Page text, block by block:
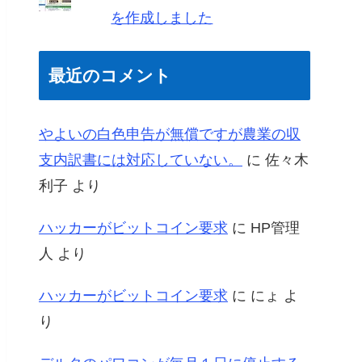
を作成しました
最近のコメント
やよいの白色申告が無償ですが農業の収
支内訳書には対応していない。
に 佐々木
利子 より
ハッカーがビットコイン要求 に HP管理
人 より
ハッカーがビットコイン要求 に にょ よ
り